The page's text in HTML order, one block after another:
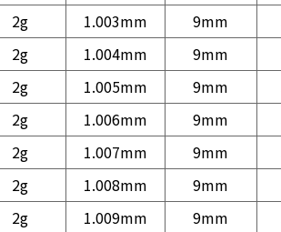
2g 1.003mm 9mm
2g 1.004mm 9mm
2g 1.005mm 9mm
2g 1.006mm 9mm
2g 1.007mm 9mm
2g 1.008mm 9mm
2g 1.009mm 9mm